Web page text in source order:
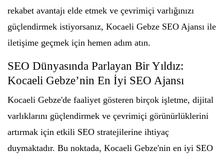
rekabet avantajı elde etmek ve çevrimiçi varlığınızı
güçlendirmek istiyorsanız, Kocaeli Gebze SEO Ajansı ile
iletişime geçmek için hemen adım atın.
SEO Dünyasında Parlayan Bir Yıldız:
Kocaeli Gebze’nin En İyi SEO Ajansı
Kocaeli Gebze'de faaliyet gösteren birçok işletme, dijital
varlıklarını güçlendirmek ve çevrimiçi görünürlüklerini
artırmak için etkili SEO stratejilerine ihtiyaç
duymaktadır. Bu noktada, Kocaeli Gebze'nin en iyi SEO